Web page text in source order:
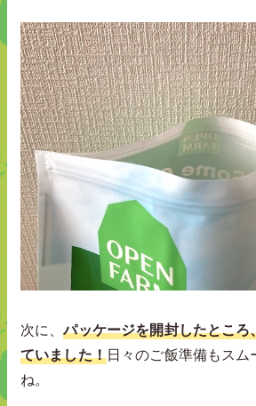
次に、パッケージを開封したとこ
ていました！日々のご飯準備もスム
ね。